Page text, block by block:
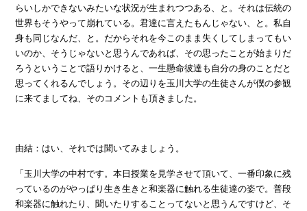
らいしかできないみたいな状況が生まれつつある、と。それは伝統の
世界もそうやって崩れている。君達に言えたもんじゃない、と。私自
身も同じなんだ、と。だからそれを今このまま失くしてしまってもい
いのか、そうじゃないと思うんであれば、その思ったことが始まりだ
ろうということで語りかけると、一生懸命彼達も自分の身のことだと
思ってくれるんでしょう。その辺りを玉川大学の生徒さんが僕の参観
に来てましてね、そのコメントも頂きました。
由結：はい、それでは聞いてみましょう。
「玉川大学の中村です。本日授業を見学させて頂いて、一番印象に残
っているのがやっぱり生き生きと和楽器に触れる生徒達の姿で。普段
和楽器に触れたり、聞いたりすることってないと思うんですけど、そ